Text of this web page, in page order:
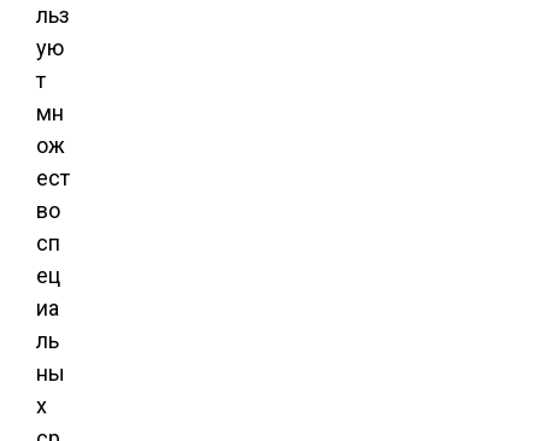
льз
ую
т
мн
ож
ест
во
сп
ец
иа
ль
ны
х